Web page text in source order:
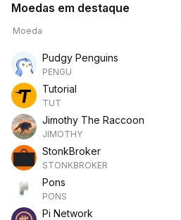
Moedas em destaque
Moeda
Pudgy Penguins
PENGU
Tutorial
TUT
Jimothy The Raccoon
JIMOTHY
StonkBroker
STONKBROKER
Pons
PONS
Pi Network